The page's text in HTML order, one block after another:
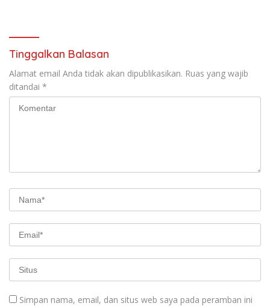
Tinggalkan Balasan
Alamat email Anda tidak akan dipublikasikan. Ruas yang wajib
ditandai *
Simpan nama, email, dan situs web saya pada peramban ini